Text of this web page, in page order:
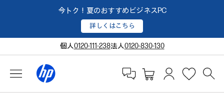
今トク！夏のおすすめビジネスPC
詳しくはこちら
個人0120-111-238法人0120-830-130